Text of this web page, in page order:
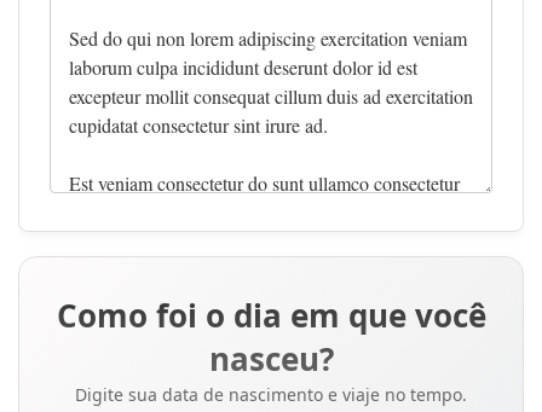
Como foi o dia em que você
nasceu?
Digite sua data de nascimento e viaje no tempo.